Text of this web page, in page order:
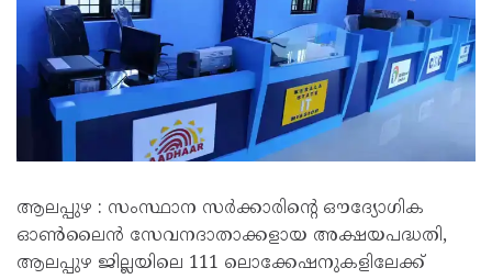
ആലപ്പുഴ : സംസ്ഥാന സർക്കാരിന്റെ ഔദ്യോഗിക
ഓൺലൈൻ സേവനദാതാക്കളായ അക്ഷയപദ്ധതി,
ആലപ്പുഴ ജില്ലയിലെ 111 ലൊക്കേഷനുകളിലേക്ക്